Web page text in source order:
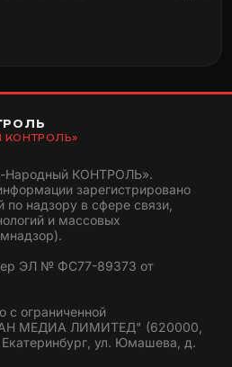
Народный КОНТРОЛЬ».
зарегистрировано
надзору в сфере связи,
и массовых
ЭЛ № ФС77-89373 от
с ограниченной
МЕДИА ЛИМИТЕД" (620000,
ул. Юмашева, д.